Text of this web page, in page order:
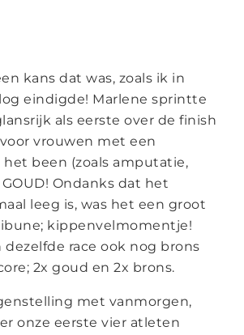
kans dat was, zoals ik in
eindigde! Marlene sprintte
als eerste over de finish
vrouwen met een
het been (zoals amputatie,
Ondanks dat het
leeg is, was het een groot
kippenvelmomentje!
dezelfde race ook nog brons
2x goud en 2x brons.
met vanmorgen,
onze eerste vier atleten